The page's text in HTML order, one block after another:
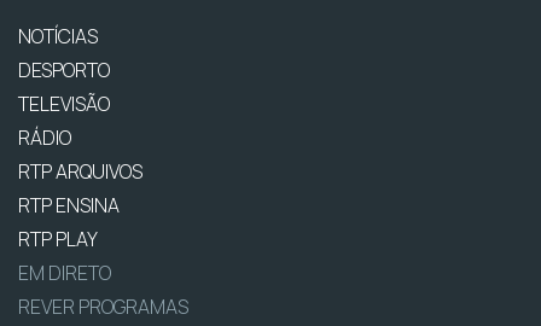
NOTÍCIAS
DESPORTO
TELEVISÃO
RÁDIO
RTP ARQUIVOS
RTP ENSINA
RTP PLAY
EM DIRETO
REVER PROGRAMAS